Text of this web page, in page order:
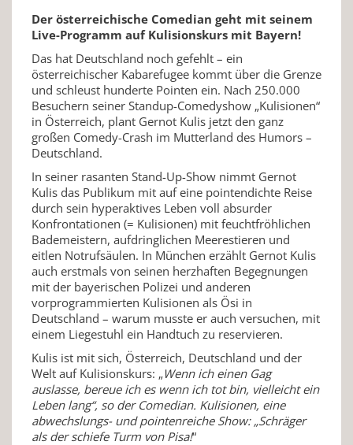
Der österreichische Comedian geht mit seinem
Live-Programm auf Kulisionskurs mit Bayern!
Das hat Deutschland noch gefehlt – ein
österreichischer Kabarefugee kommt über die Grenze
und schleust hunderte Pointen ein. Nach 250.000
Besuchern seiner Standup-Comedyshow „Kulisionen“
in Österreich, plant Gernot Kulis jetzt den ganz
großen Comedy-Crash im Mutterland des Humors –
Deutschland.
In seiner rasanten Stand-Up-Show nimmt Gernot
Kulis das Publikum mit auf eine pointendichte Reise
durch sein hyperaktives Leben voll absurder
Konfrontationen (= Kulisionen) mit feuchtfröhlichen
Bademeistern, aufdringlichen Meerestieren und
eitlen Notrufsäulen. In München erzählt Gernot Kulis
auch erstmals von seinen herzhaften Begegnungen
mit der bayerischen Polizei und anderen
vorprogrammierten Kulisionen als Ösi in
Deutschland – warum musste er auch versuchen, mit
einem Liegestuhl ein Handtuch zu reservieren.
Kulis ist mit sich, Österreich, Deutschland und der
Welt auf Kulisionskurs: „Wenn ich einen Gag
auslasse, bereue ich es wenn ich tot bin, vielleicht ein
Leben lang“, so der Comedian. Kulisionen, eine
abwechslungs- und pointenreiche Show: „Schräger
als der schiefe Turm von Pisa!“